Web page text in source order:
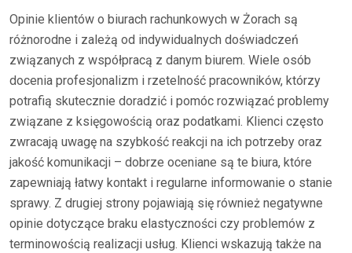
Opinie klientów o biurach rachunkowych w Żorach są
różnorodne i zależą od indywidualnych doświadczeń
związanych z współpracą z danym biurem. Wiele osób
docenia profesjonalizm i rzetelność pracowników, którzy
potrafią skutecznie doradzić i pomóc rozwiązać problemy
związane z księgowością oraz podatkami. Klienci często
zwracają uwagę na szybkość reakcji na ich potrzeby oraz
jakość komunikacji – dobrze oceniane są te biura, które
zapewniają łatwy kontakt i regularne informowanie o stanie
sprawy. Z drugiej strony pojawiają się również negatywne
opinie dotyczące braku elastyczności czy problemów z
terminowością realizacji usług. Klienci wskazują także na